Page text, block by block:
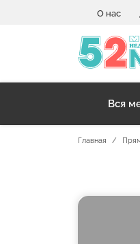
О нас
Вся
Главная